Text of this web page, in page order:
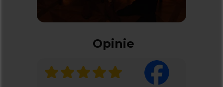
Opinie
KONCERTY WE WROCŁAWIU
KONCERTY W POZNANIU
Kontakt